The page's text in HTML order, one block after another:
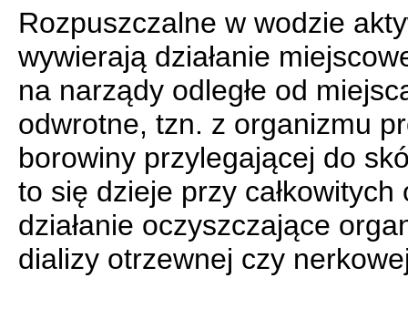
Rozpuszczalne w wodzie
wywierają działanie
na narządy odległe od
odwrotne, tzn. z orga­nizmu
borowi­ny przylegającej do
to się dzieje przy
działanie oczyszczające
dializy otrzewnej czy